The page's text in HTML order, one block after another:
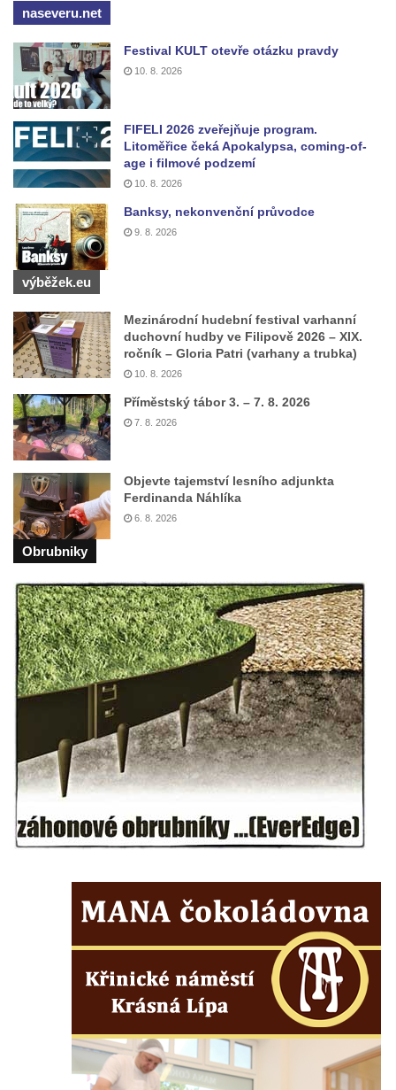
Památník Otokara Mokrého v parku Na
Poslední dochovaný tramvajový sloup na
Pražské třídě v Českých Budějovicích
Socha Civilizovaní na Husově třídě v
Českých Budějovicích
Socha svatého Jana Nepomuckého Na
Sadech u Mlýnské stoky v Českých
Budějovicích
Socha svatého Václava u pramene v
Semilech
Sochy brouků u Mlýnské stoky v Českých
Socha svatého Vincence Ferrerského na
nádvoří kláštera dominikánů v Českých
Budějovicích
Socha svatého Zachariáše na nádvoří
kláštera dominikánů v Českých
Budějovicích
Socha svatého Josefa na nádvoří kláštera
dominikánů v Českých Budějovicích
Socha svaté Anny na nádvoří kláštera
dominikánů v Českých Budějovicích
Socha svatého Dominika na nádvoří
kláštera dominikánů v Českých
Budějovicích
Sousoší Kalvárie před klášterem
dominikánů u Piaristického náměstí v
Českých Budějovicích
Pamětní deska Tomáše Garrigue Masaryka
na radnici v Českých Budějovicích
Pamětní deska na biskupské rezidenci v
Českých Budějovicích
Pamětní deska Josefa Hloucha na
Socha žáby u rybníčku na Náměstí v
Újezd a Krauchthal v parku na Náměstí v
Kamenném Újezdě
Velešíně
Pomník J. V. Kamarýta v Krumlovské ulici ve
naseveru.net
Festival KULT otevře otázku pravdy
10. 8. 2026
FIFELI 2026 zveřejňuje program.
Litoměřice čeká Apokalypsa, coming-of-
age i filmové podzemí
10. 8. 2026
Banksy, nekonvenční průvodce
9. 8. 2026
výběžek.eu
Mezinárodní hudební festival varhanní
duchovní hudby ve Filipově 2026 – XIX.
ročník – Gloria Patri (varhany a trubka)
10. 8. 2026
Příměstský tábor 3. – 7. 8. 2026
7. 8. 2026
Objevte tajemství lesního adjunkta
Ferdinanda Náhlíka
6. 8. 2026
Obrubniky